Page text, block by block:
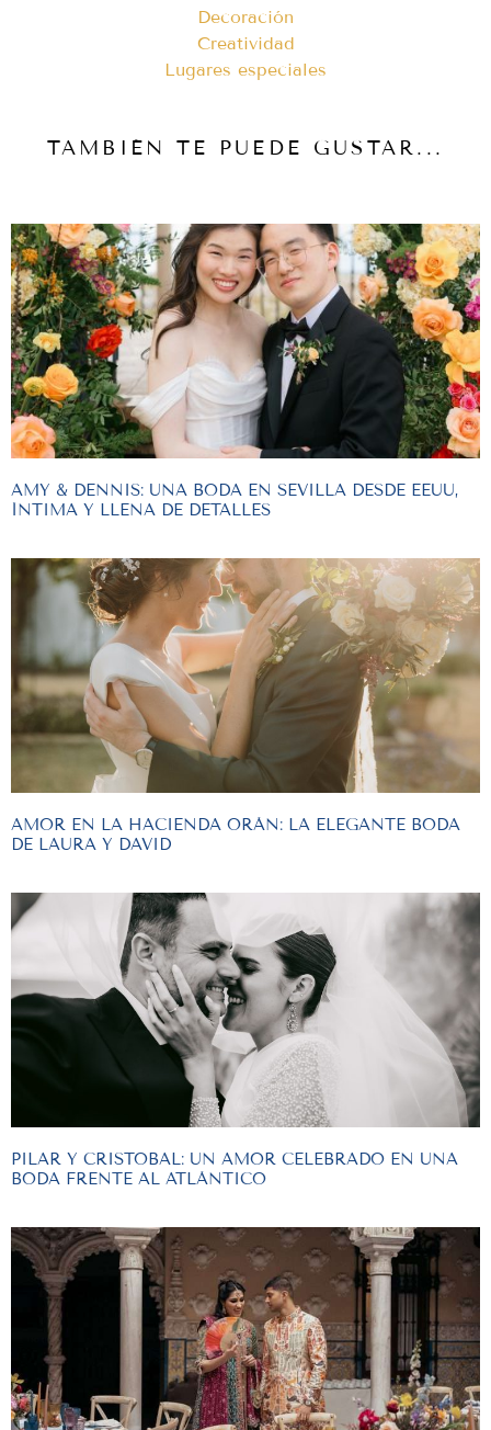
Decoración
Creatividad
Lugares especiales
TAMBIÉN TE PUEDE GUSTAR...
AMY & DENNIS: UNA BODA EN SEVILLA DESDE EEUU,
ÍNTIMA Y LLENA DE DETALLES
AMOR EN LA HACIENDA ORÁN: LA ELEGANTE BODA
DE LAURA Y DAVID
PILAR Y CRISTOBAL: UN AMOR CELEBRADO EN UNA
BODA FRENTE AL ATLÁNTICO